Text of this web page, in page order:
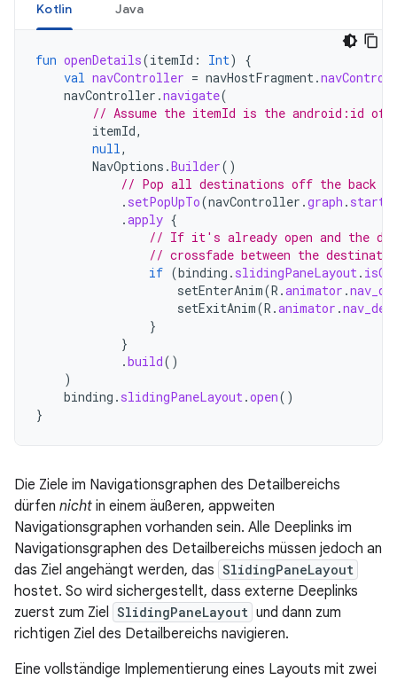
Kotlin Java
fun openDetails(itemId : Int)
{
val navController = navHostFragment.
navController .navigate(
// Assume the itemId is the android:id of
itemId,
null,
NavOptions .Builder()
// Pop all destinations off the back
. setPopUpTo(navController .graph .
.apply {
// If it's already open and the
// crossfade between the
if (binding . slidingPaneLayout.
setEnterAnim(R .animator .
setExitAnim(R .animator .
}
}
.build()
)
binding . slidingPaneLayout.open()
}
Die Ziele im Navigationsgraphen des Detailbereichs
dürfen nicht in einem äußeren, appweiten
Navigationsgraphen vorhanden sein. Alle Deeplinks im
Navigationsgraphen des Detailbereichs müssen jedoch an
das Ziel angehängt werden, das SlidingPaneLayout
hostet. So wird sichergestellt, dass externe Deeplinks
zuerst zum Ziel SlidingPaneLayout und dann zum
richtigen Ziel des Detailbereichs navigieren.
Eine vollständige Implementierung eines Layouts mit zwei